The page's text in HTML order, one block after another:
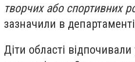
творчих або спортивних
зазначили в
Діти області